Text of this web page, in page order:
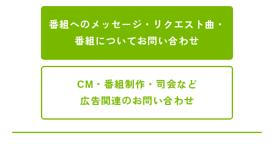
番組へのメッセージ・リクエスト曲・
番組についてお問い合わせ
CM・番組制作・司会など
広告関連のお問い合わせ